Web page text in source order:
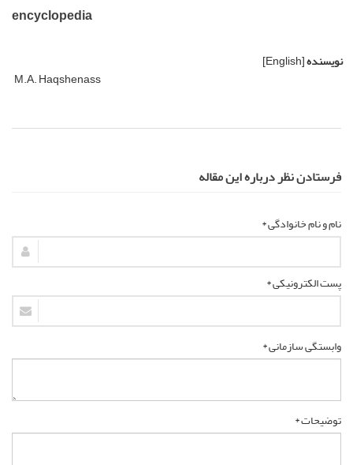
encyclopedia
نویسنده[English]
M.A. Haqshenass
فرستادن نظر درباره این مقاله
نام و نام خانوادگی *
پست الکترونیکی *
وابستگی سازمانی *
توضیحات *